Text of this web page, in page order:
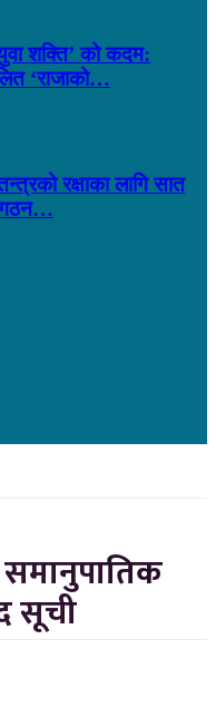
शक्ति’ को कदम:
‘राजाको…
रक्षाका लागि सात
गठन…
सूची